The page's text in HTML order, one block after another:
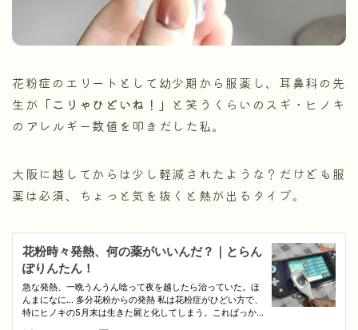
花粉症のエリートとして幼少期から服薬し、耳鼻科の先
生が 「こりゃひどいね！」
と笑うくらいのスギ・ヒノキ
のアレルギー数値を叩きだした私。
大阪に越してからは少し軽減されたような？だけども服
薬は必須、ちょっと気を抜くと熱が出るタイプ。